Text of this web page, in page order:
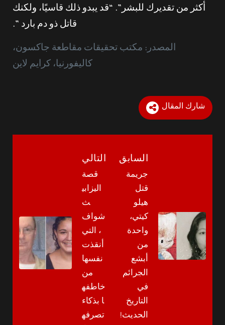
أكثر من تقديرك للبشر”. “قد يبدو ذلك قاسيًا، ولكنك
قاتل ذو دم بارد ”.
المصدر: مكتب تحقيقات مقاطعة جاكسون،
كاليفورنيا، كرايم لاين
شارك المقال
السابق
جريمة
قتل
هيلو
كيتي،
واحدة
من
أبشع
الجرائم
في
التاريخ
الحديث!
التالي
قصة
اليزابي
ث
شواف
، التي
أنقذت
نفسها
من
خاطفه
ا بذكاء
تصرفه